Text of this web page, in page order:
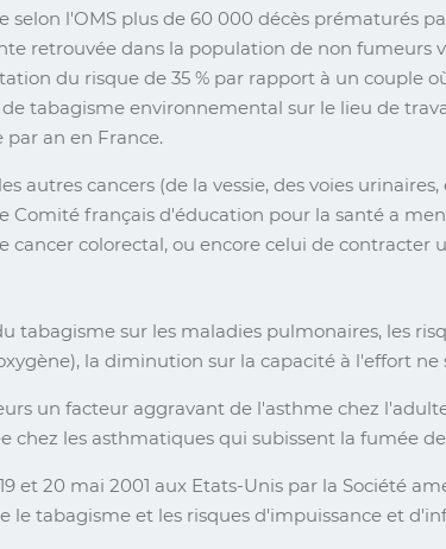
selon l'OMS plus de 60 000 décès prématurés
retrouvée dans la population de non fumeurs
du risque de 35 % par rapport à un couple
tabagisme environnemental sur le lieu de
an en France.
autres cancers (de la vessie, des voies
Comité français d'éducation pour la santé a
cancer colorectal, ou encore celui de contracter
tabagisme sur les maladies pulmonaires, les
la diminution sur la capacité à l'effort
un facteur aggravant de l'asthme chez
chez les asthmatiques qui subissent la fumée
et 20 mai 2001 aux Etats-Unis par la Société
le tabagisme et les risques d'impuissance et